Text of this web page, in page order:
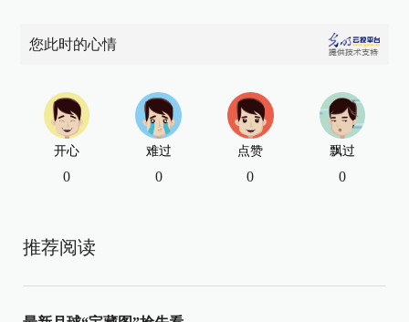
您此时的心情
开心
0
难过
0
点赞
0
飘过
0
推荐阅读